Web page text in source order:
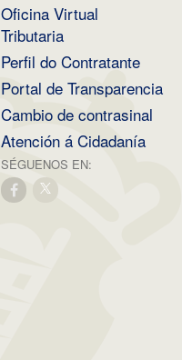
Oficina Virtual
Tributaria
Perfil do Contratante
Portal de Transparencia
Cambio de contrasinal
Atención á Cidadanía
SÉGUENOS EN: